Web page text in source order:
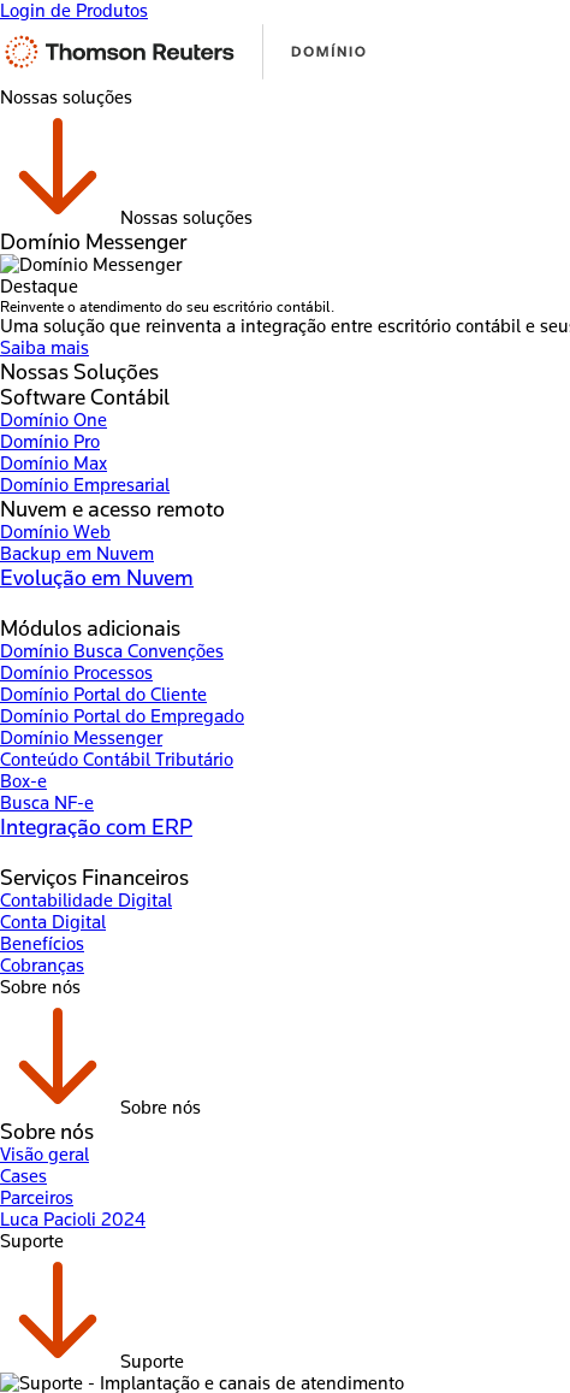
Login de Produtos
Nossas soluções
Nossas soluções
Domínio Messenger
Destaque
Reinvente o atendimento do seu escritório contábil.
Uma solução que reinventa a integração entre escritório contábil e
Saiba mais
Nossas Soluções
Software Contábil
Domínio One
Domínio Pro
Domínio Max
Domínio Empresarial
Nuvem e acesso remoto
Domínio Web
Backup em Nuvem
Evolução em Nuvem
Módulos adicionais
Domínio Busca Convenções
Domínio Processos
Domínio Portal do Cliente
Domínio Portal do Empregado
Domínio Messenger
Conteúdo Contábil Tributário
Box-e
Busca NF-e
Integração com ERP
Serviços Financeiros
Contabilidade Digital
Conta Digital
Benefícios
Cobranças
Sobre nós
Sobre nós
Sobre nós
Visão geral
Cases
Parceiros
Luca Pacioli 2024
Suporte
Suporte